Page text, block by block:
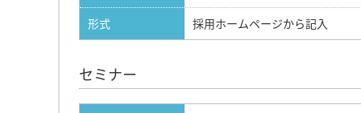
形式
採用ホームページから記入
セミナー